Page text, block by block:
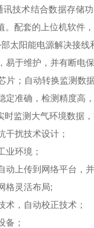
讯技术结合数据存储
配套的上位机软件
太阳能电源解决接线
易于维护，并有断电保
片；自动转换监测数
定准确，检测精度高
时监测大气环境数据
干扰技术设计；
业环境；
动上传到网络平台，
格灵活布局;
术，自动校正技术；
备；